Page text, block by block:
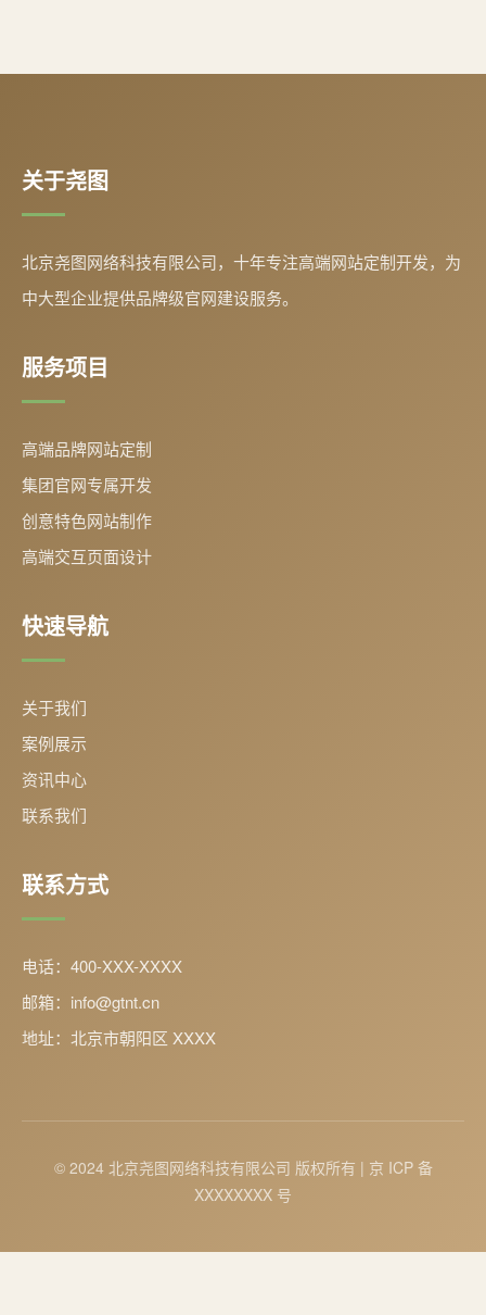
关于尧图
北京尧图网络科技有限公司，十年专注高端网站定制开发，为
中大型企业提供品牌级官网建设服务。
服务项目
高端品牌网站定制
集团官网专属开发
创意特色网站制作
高端交互页面设计
快速导航
关于我们
案例展示
资讯中心
联系我们
联系方式
电话：400-XXX-XXXX
邮箱：info@gtnt.cn
地址：北京市朝阳区 XXXX
© 2024 北京尧图网络科技有限公司 版权所有 | 京 ICP 备
XXXXXXXX 号